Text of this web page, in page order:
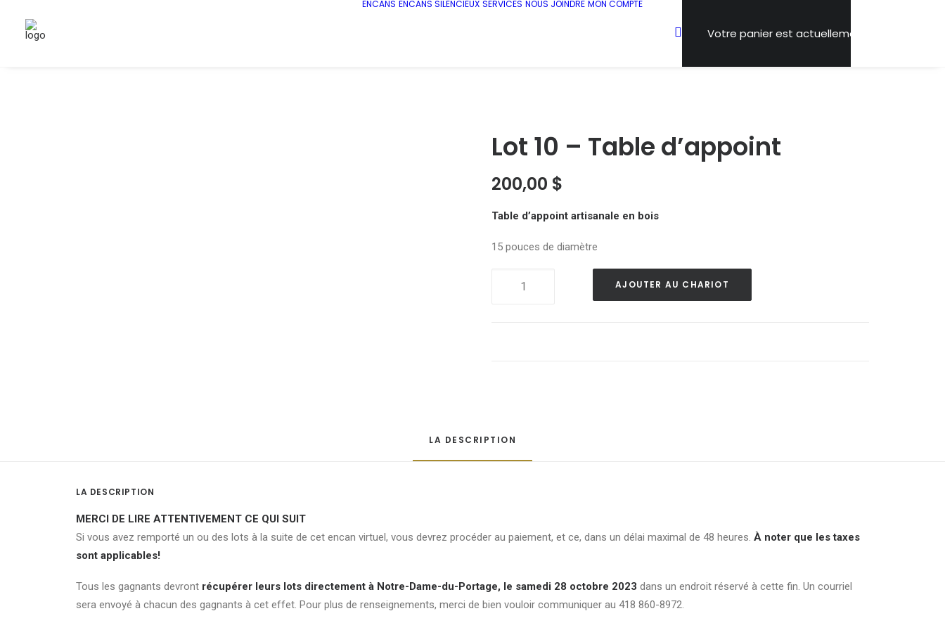
ENCANS ENCANS SILENCIEUX SERVICES NOUS JOINDRE MON COMPTE
Votre panier est actuellement vide.
Lot 10 – Table d’appoint
200,00 $
Table d’appoint artisanale en bois
15 pouces de diamètre
AJOUTER AU CHARIOT
LA DESCRIPTION
LA DESCRIPTION
MERCI DE LIRE ATTENTIVEMENT CE QUI SUIT
Si vous avez remporté un ou des lots à la suite de cet encan virtuel, vous devrez procéder au paiement, et ce, dans un délai maximal de 48 heures. À noter que les taxes
sont applicables!
Tous les gagnants devront récupérer leurs lots directement à Notre-Dame-du-Portage, le samedi 28 octobre 2023 dans un endroit réservé à cette fin. Un courriel
sera envoyé à chacun des gagnants à cet effet. Pour plus de renseignements, merci de bien vouloir communiquer au 418 860-8972.